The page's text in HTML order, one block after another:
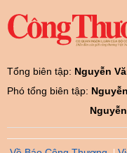
Tổng biên tập: Nguyễn
Phó tổng biên tập: